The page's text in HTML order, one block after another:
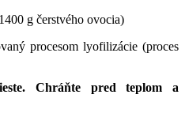
g čerstvého ovocia)
procesom lyofilizácie (proces
Chráňte pred teplom a